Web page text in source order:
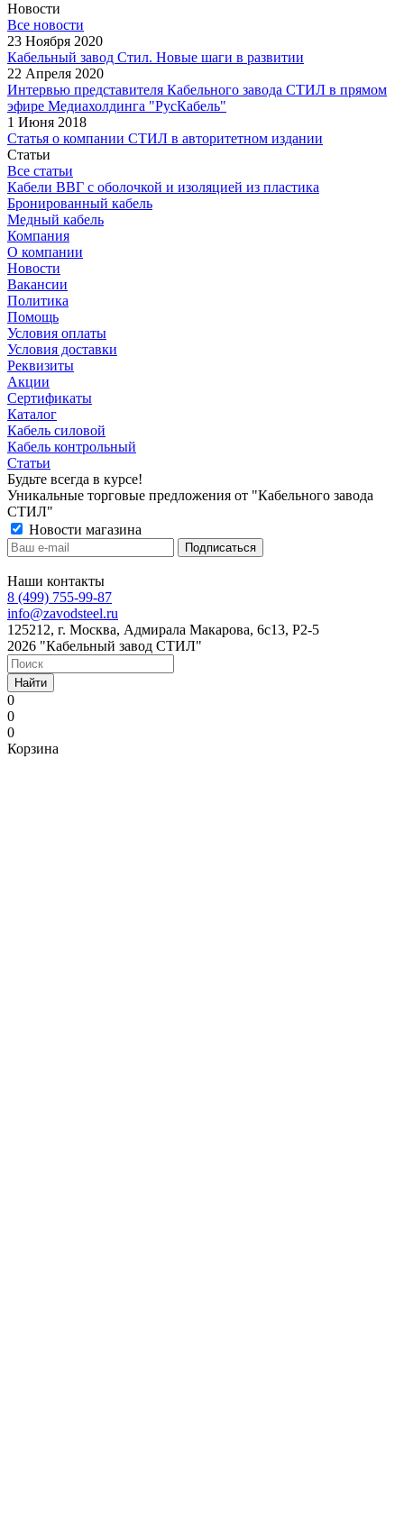
Новости
Все новости
23 Ноября 2020
Кабельный завод Стил. Новые шаги в развитии
22 Апреля 2020
Интервью представителя Кабельного завода СТИЛ в прямом
эфире Медиахолдинга "РусКабель"
1 Июня 2018
Статья о компании СТИЛ в авторитетном издании
Статьи
Все статьи
Кабели ВВГ с оболочкой и изоляцией из пластика
Бронированный кабель
Медный кабель
Компания
О компании
Новости
Вакансии
Политика
Помощь
Условия оплаты
Условия доставки
Реквизиты
Акции
Сертификаты
Каталог
Кабель силовой
Кабель контрольный
Статьи
Будьте всегда в курсе!
Уникальные торговые предложения от "Кабельного завода
СТИЛ"
Новости магазина
Наши контакты
8 (499) 755-99-87
info@zavodsteel.ru
125212, г. Москва, Адмирала Макарова, 6с13, Р2-5
2026 "Кабельный завод СТИЛ"
Найти
0
0
0
Корзина